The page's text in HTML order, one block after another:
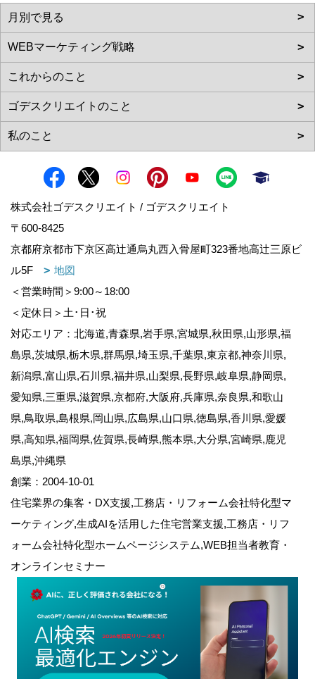
株式会社ゴデスクリエイト / ゴデスクリエイト
〒600-8425
京都府京都市下京区高辻通烏丸西入骨屋町323番地高辻三原ビ
ル5F
地図
＜営業時間＞9:00～18:00
＜定休日＞土･日･祝
対応エリア：北海道,青森県,岩手県,宮城県,秋田県,山形県,福
島県,茨城県,栃木県,群馬県,埼玉県,千葉県,東京都,神奈川県,
新潟県,富山県,石川県,福井県,山梨県,長野県,岐阜県,静岡県,
愛知県,三重県,滋賀県,京都府,大阪府,兵庫県,奈良県,和歌山
県,鳥取県,島根県,岡山県,広島県,山口県,徳島県,香川県,愛媛
県,高知県,福岡県,佐賀県,長崎県,熊本県,大分県,宮崎県,鹿児
島県,沖縄県
創業：2004-10-01
住宅業界の集客・DX支援,工務店・リフォーム会社特化型マ
ーケティング,生成AIを活用した住宅営業支援,工務店・リフ
ォーム会社特化型ホームページシステム,WEB担当者教育・
オンラインセミナー